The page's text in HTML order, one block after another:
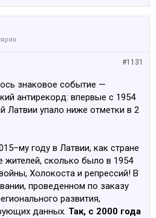
#1131
знаковое событие —
антирекорд: впервые с 1954
Латвии упало ниже отметки в 2
году в Латвии, как стране
жителей, сколько было в 1954
Холокоста и репрессий! В
проведенном по заказу
развития,
данных. Так, с 2000 года